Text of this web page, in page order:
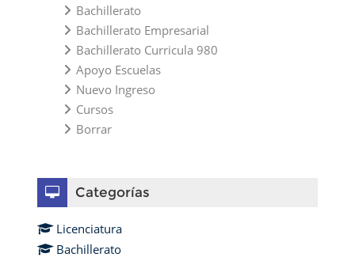
Bachillerato
Bachillerato Empresarial
Bachillerato Curricula 980
Apoyo Escuelas
Nuevo Ingreso
Cursos
Borrar
Categorías
Licenciatura
Bachillerato